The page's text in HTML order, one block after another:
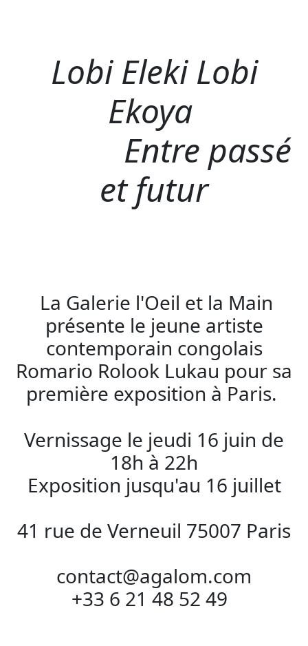
Lobi Eleki Lobi
Ekoya
Entre passé
et futur
La Galerie l'Oeil et la Main
présente le jeune artiste
contemporain congolais
Romario Rolook Lukau pour sa
première exposition à Paris.
Vernissage le jeudi 16 juin de
18h à 22h
Exposition jusqu'au 16 juillet
41 rue de Verneuil 75007 Paris
contact@agalom.com
+33 6 21 48 52 49